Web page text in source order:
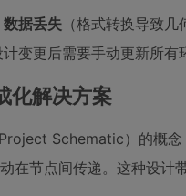
数据丢失 （格式转换导致
计变更后需要手动更新所有
化解决方案
Schematic）的概
在节点间传递。这种设计